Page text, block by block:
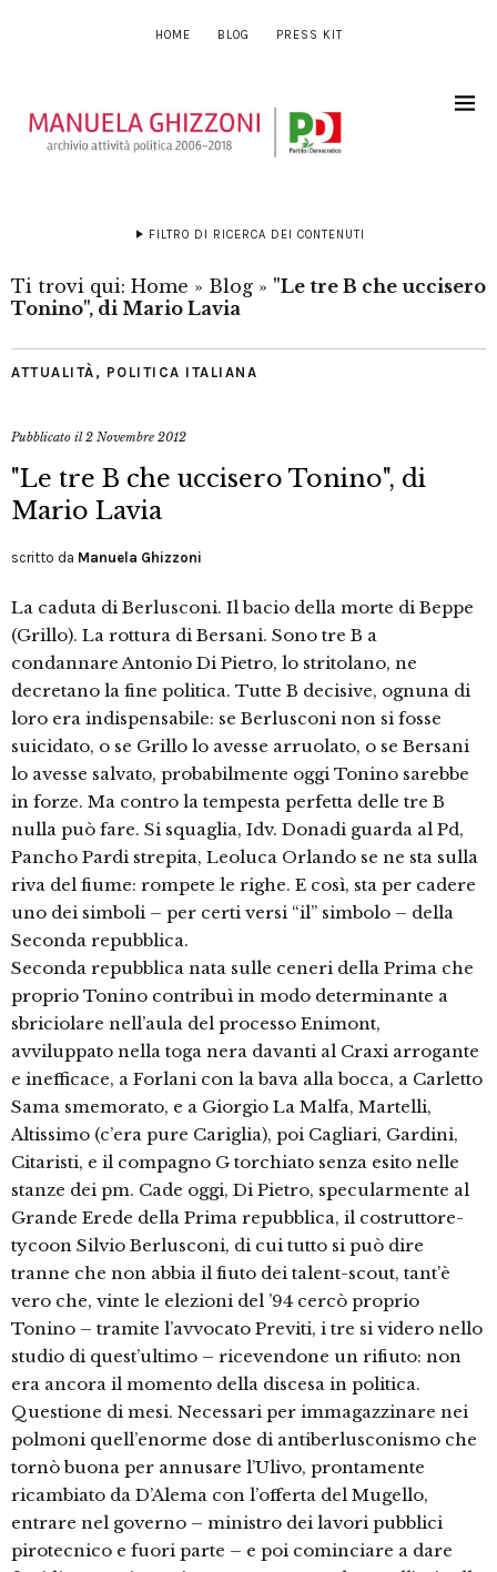
HOME BLOG PRESS KIT
FILTRO DI RICERCA DEI CONTENUTI
Ti trovi qui: Home » Blog » "Le tre B che uccisero
Tonino", di Mario Lavia
ATTUALITÀ , POLITICA ITALIANA
Pubblicato il2 Novembre 2012
"Le tre B che uccisero Tonino", di
Mario Lavia
scritto da Manuela Ghizzoni
La caduta di Berlusconi. Il bacio della morte di Beppe
(Grillo). La rottura di Bersani. Sono tre B a
condannare Antonio Di Pietro, lo stritolano, ne
decretano la fine politica. Tutte B decisive, ognuna di
loro era indispensabile: se Berlusconi non si fosse
suicidato, o se Grillo lo avesse arruolato, o se Bersani
lo avesse salvato, probabilmente oggi Tonino sarebbe
in forze. Ma contro la tempesta perfetta delle tre B
nulla può fare. Si squaglia, Idv. Donadi guarda al Pd,
Pancho Pardi strepita, Leoluca Orlando se ne sta sulla
riva del fiume: rompete le righe. E così, sta per cadere
uno dei simboli – per certi versi “il” simbolo – della
Seconda repubblica.
Seconda repubblica nata sulle ceneri della Prima che
proprio Tonino contribuì in modo determinante a
sbriciolare nell’aula del processo Enimont,
avviluppato nella toga nera davanti al Craxi arrogante
e inefficace, a Forlani con la bava alla bocca, a Carletto
Sama smemorato, e a Giorgio La Malfa, Martelli,
Altissimo (c’era pure Cariglia), poi Cagliari, Gardini,
Citaristi, e il compagno G torchiato senza esito nelle
stanze dei pm. Cade oggi, Di Pietro, specularmente al
Grande Erede della Prima repubblica, il costruttore-
tycoon Silvio Berlusconi, di cui tutto si può dire
tranne che non abbia il fiuto dei talent-scout, tant’è
vero che, vinte le elezioni del ’94 cercò proprio
Tonino – tramite l’avvocato Previti, i tre si videro nello
studio di quest’ultimo – ricevendone un rifiuto: non
era ancora il momento della discesa in politica.
Questione di mesi. Necessari per immagazzinare nei
polmoni quell’enorme dose di antiberlusconismo che
tornò buona per annusare l’Ulivo, prontamente
ricambiato da D’Alema con l’offerta del Mugello,
entrare nel governo – ministro dei lavori pubblici
pirotecnico e fuori parte – e poi cominciare a dare